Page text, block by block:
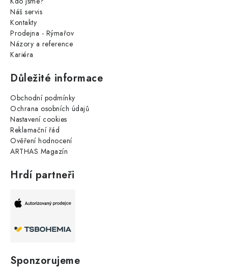
Náš servis
Kontakty
Prodejna - Rýmařov
Názory a reference
Kariéra
Důležité informace
Obchodní podmínky
Ochrana osobních údajů
Nastavení cookies
Reklamační řád
Ověření hodnocení
ARTHAS Magazín
Hrdí partneři
Sponzorujeme